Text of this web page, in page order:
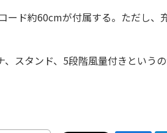
ド約60cmが付属する。ただし、
スタンド、5段階風量付きという